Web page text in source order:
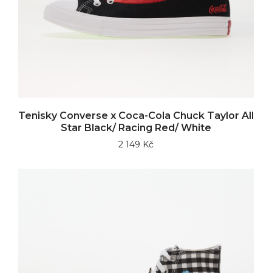
Tenisky Converse x Coca-Cola Chuck Taylor All
Star Black/ Racing Red/ White
2 149 Kč